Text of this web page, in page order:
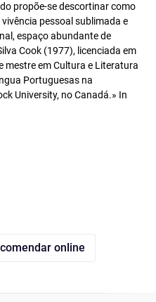
propõe-se descortinar como
pessoal sublimada e
espaço abundante de
Cook (1977), licenciada em
mestre em Cultura e Literatura
Portuguesas na
University, no Canadá.» In
online